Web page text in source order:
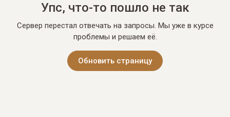
Упс, что-то пошло не так
Сервер перестал отвечать на запросы. Мы уже в курсе
проблемы и решаем её.
Обновить страницу